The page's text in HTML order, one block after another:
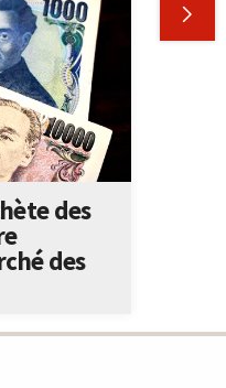

des
des